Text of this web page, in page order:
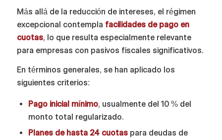
Más allá de la reducción de intereses, el régimen
excepcional contempla facilidades de pago en
cuotas, lo que resulta especialmente relevante
para empresas con pasivos fiscales significativos.
En términos generales, se han aplicado los
siguientes criterios:
Pago inicial mínimo, usualmente del 10 % del
monto total regularizado.
Planes de hasta 24 cuotaspara deudas de